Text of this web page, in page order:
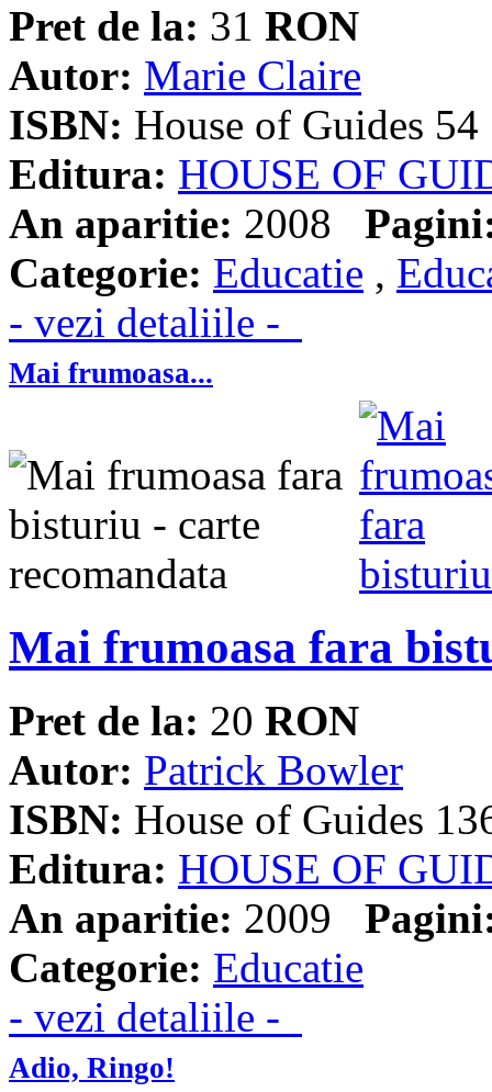
Pret de la: 31 RON
Autor: Marie Claire
ISBN: House of Guides 54
Editura: HOUSE OF
An aparitie: 2008
Categorie: Educatie ,
- vezi detaliile -
Mai frumoasa...
Mai frumoasa fara
Pret de la: 20 RON
Autor: Patrick Bowler
ISBN: House of Guides
Editura: HOUSE OF
An aparitie: 2009
Categorie: Educatie
- vezi detaliile -
Adio, Ringo!